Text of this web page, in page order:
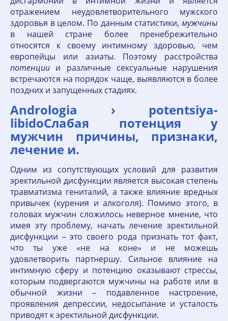
отражением неудовлетворительного мужского
здоровья в целом. По данным статистики, мужчины
в нашей стране более пренебрежительно
относятся к своему интимному здоровью, чем
европейцы или азиаты. Поэтому расстройства
потенции и различные сексуальные нарушения
встречаются на порядок чаще, выявляются в более
поздних и запущенных стадиях.
Andrologia › potentsiya-
libidoСлабая потенция у
мужчин причины, признаки,
лечение и.
Одним из сопутствующих условий для развития
эректильной дисфункции является высокая степень
травматизма гениталий, а также влияние вредных
привычек (курения и алкоголя). Помимо этого, в
головах мужчин сложилось неверное мнение, что
имея эту проблему, начать лечение эректильной
дисфункции – это своего рода признать тот факт,
что ты уже «не на коне» и не можешь
удовлетворить партнершу. Сильное влияние на
интимную сферу и потенцию оказывают стрессы,
которым подвергаются мужчины на работе или в
обычной жизни – подавленное настроение,
проявления депрессии, недосыпание и усталость
приводят к эректильной дисфункции.